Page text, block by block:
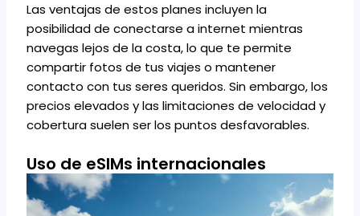
Las ventajas de estos planes incluyen la
posibilidad de conectarse a internet mientras
navegas lejos de la costa, lo que te permite
compartir fotos de tus viajes o mantener
contacto con tus seres queridos. Sin embargo, los
precios elevados y las limitaciones de velocidad y
cobertura suelen ser los puntos desfavorables.
Uso de eSIMs internacionales